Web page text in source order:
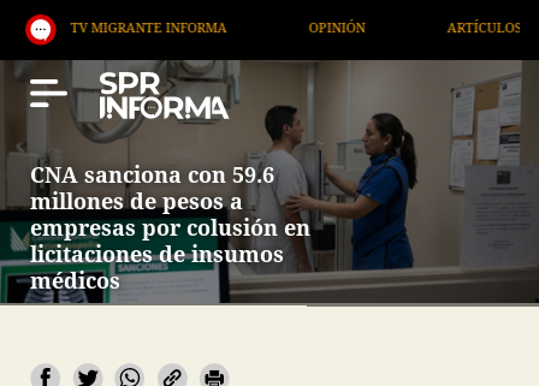
MIGRANTE INFORMA
CNA sanciona con 59.6
millones de pesos a
empresas por colusión en
licitaciones de insumos
médicos